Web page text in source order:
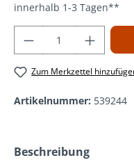
innerhalb 1-3 Tagen**
Produkt
Zum Merkzettel
Artikelnummer: 539244
Beschreibung